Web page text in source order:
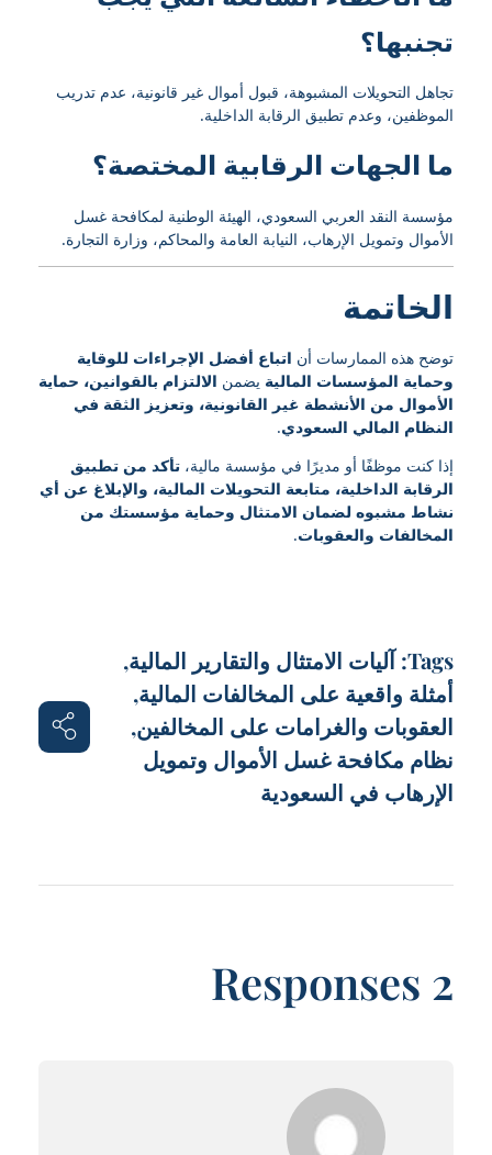
تجنبها؟
تجاهل التحويلات المشبوهة، قبول أموال غير قانونية، عدم تدريب
الموظفين، وعدم تطبيق الرقابة الداخلية.
ما الجهات الرقابية المختصة؟
مؤسسة النقد العربي السعودي، الهيئة الوطنية لمكافحة غسل
الأموال وتمويل الإرهاب، النيابة العامة والمحاكم، وزارة التجارة.
الخاتمة
توضح هذه الممارسات أن اتباع أفضل الإجراءات للوقاية
وحماية المؤسسات المالية يضمن الالتزام بالقوانين، حماية
الأموال من الأنشطة غير القانونية، وتعزيز الثقة في
النظام المالي السعودي.
إذا كنت موظفًا أو مديرًا في مؤسسة مالية، تأكد من تطبيق
الرقابة الداخلية، متابعة التحويلات المالية، والإبلاغ عن أي
نشاط مشبوه لضمان الامتثال وحماية مؤسستك من
المخالفات والعقوبات.
Tags: آليات الامتثال والتقارير المالية,
أمثلة واقعية على المخالفات المالية,
العقوبات والغرامات على المخالفين,
نظام مكافحة غسل الأموال وتمويل
الإرهاب في السعودية
2 Responses